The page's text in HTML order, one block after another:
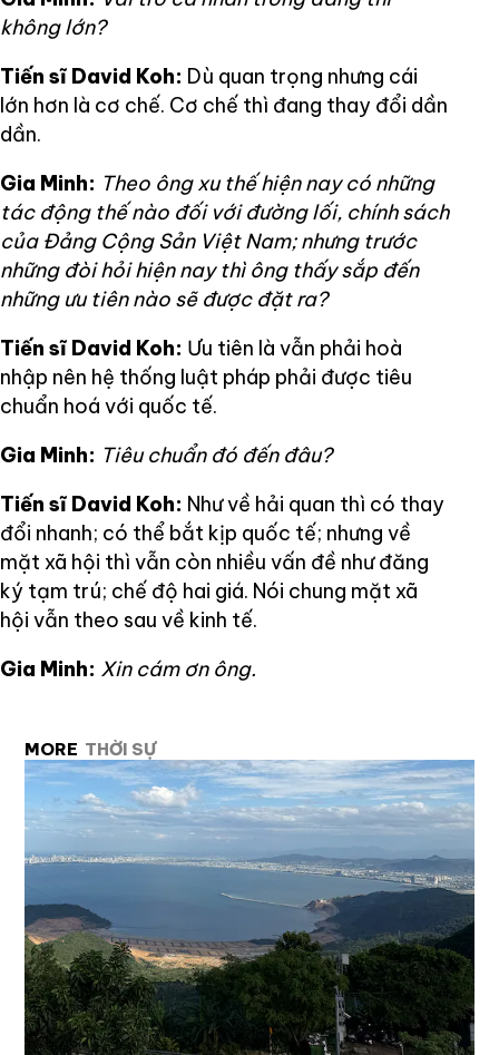
không lớn?
Tiến sĩ David Koh: Dù quan trọng nhưng cái
lớn hơn là cơ chế. Cơ chế thì đang thay đổi dần
dần.
Gia Minh: Theo ông xu thế hiện nay có những
tác động thế nào đối với đường lối, chính sách
của Đảng Cộng Sản Việt Nam; nhưng trước
những đòi hỏi hiện nay thì ông thấy sắp đến
những ưu tiên nào sẽ được đặt ra?
Tiến sĩ David Koh: Ưu tiên là vẫn phải hoà
nhập nên hệ thống luật pháp phải được tiêu
chuẩn hoá với quốc tế.
Gia Minh: Tiêu chuẩn đó đến đâu?
Tiến sĩ David Koh: Như về hải quan thì có thay
đổi nhanh; có thể bắt kịp quốc tế; nhưng về
mặt xã hội thì vẫn còn nhiều vấn đề như đăng
ký tạm trú; chế độ hai giá. Nói chung mặt xã
hội vẫn theo sau về kinh tế.
Gia Minh: Xin cám ơn ông.
MORE THỜI SỰ